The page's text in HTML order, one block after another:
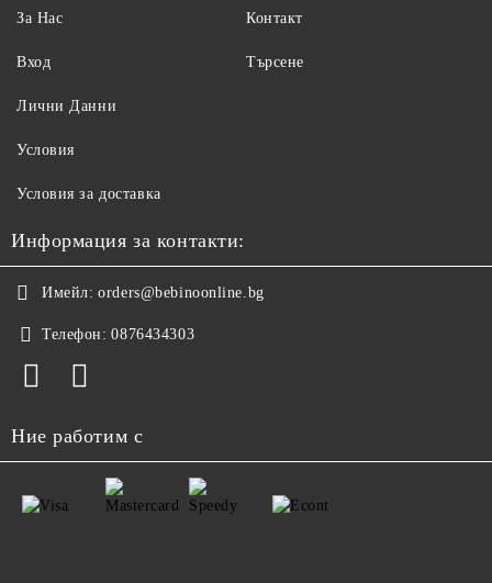
За Нас
Вход
Контакт
Търсене
Лични Данни
Условия
Условия за доставка
Информация за контакти:
Имейл: orders@bebinoonline.bg
Телефон: 0876434303
Ние работим с